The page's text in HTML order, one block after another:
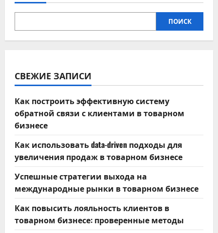
ПОИСК
СВЕЖИЕ ЗАПИСИ
Как построить эффективную систему
обратной связи с клиентами в товарном
бизнесе
Как использовать data-driven подходы для
увеличения продаж в товарном бизнесе
Успешные стратегии выхода на
международные рынки в товарном бизнесе
Как повысить лояльность клиентов в
товарном бизнесе: проверенные методы